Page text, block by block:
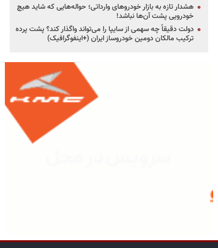
هشدار تازه به بازار خودروهای وارداتی؛ حواله‌هایی که شاید هیچ
خودرویی پشت آن‌ها نباشد!
دولت دقیقاً چه سهمی از سایپا را می‌تواند واگذار کند؟ پشت پرده
ترکیب مالکان دومین خودروساز ایران (+اینفوگرافیک)